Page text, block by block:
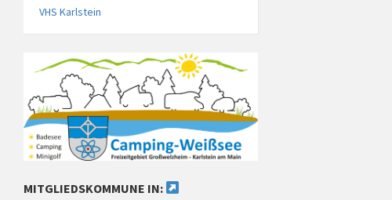
VHS Karlstein
MITGLIEDSKOMMUNE IN: